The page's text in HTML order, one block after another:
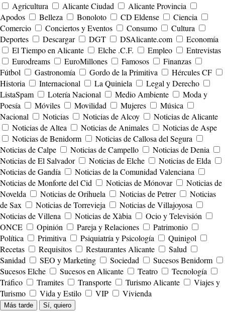
Agricultura
Alicante Ciudad
Alicante Provincia
Apodos
Belleza Bonoloto CD Eldense
Ciencia
Comercio
Conciertos y Eventos Consumo
Cultura
Deportes
Descargar DGT DSAlicante.com
Economía
El Tiempo en Alicante
Elche .C.F. Empleo
Entrevistas
Eurodreams
EuroMillones Famosos
Finanzas
Fútbol
Gastronomía Gordo de la Primitiva
Hércules CF
Historia
Internacional La Quiniela
Legal y Derecho
ListaSpam
Lotería Nacional Medio Ambiente
Moda y
Poesía
Móviles Movilidad Mujeres
Música
Nacional
Noticias Noticias de Alcoy
Noticias de Alicante
Noticias de Altea
Noticias de Animales
Noticias de Aspe
Noticias de Benidorm
Noticias de Callosa del Segura
Noticias de Calpe
Noticias de Campello
Noticias de Denia
Noticias de El Salvador
Noticias de Elche
Noticias de Elda
Noticias de Gandía
Noticias de la Comunidad Valenciana
Noticias de Monforte del Cid
Noticias de Mónovar
Noticias de
Novelda
Noticias de Orihuela Noticias de Petrer
Noticias
de Sax
Noticias de Torrevieja
Noticias de Villajoyosa
Noticias de Villena
Noticias de Xàbia
Ocio y Televisión
ONCE
Opinión Pareja y Relaciones
Patrimonio
Política
Primitiva Psiquiatría y Psicología
Quinigol
Recetas
Requisitos Restaurantes Alicante
Salud
Sanidad
SEO y Marketing Sociedad
Sucesos Benidorm
Sucesos Elche
Sucesos en Alicante Teatro
Tecnología
Tráfico
Tramites Transporte Turismo Alicante
Viajes y
Turismo
Vida y Estilo VIP Vivienda
Más tarde Sí, quiero